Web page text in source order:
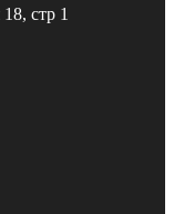
стр 1